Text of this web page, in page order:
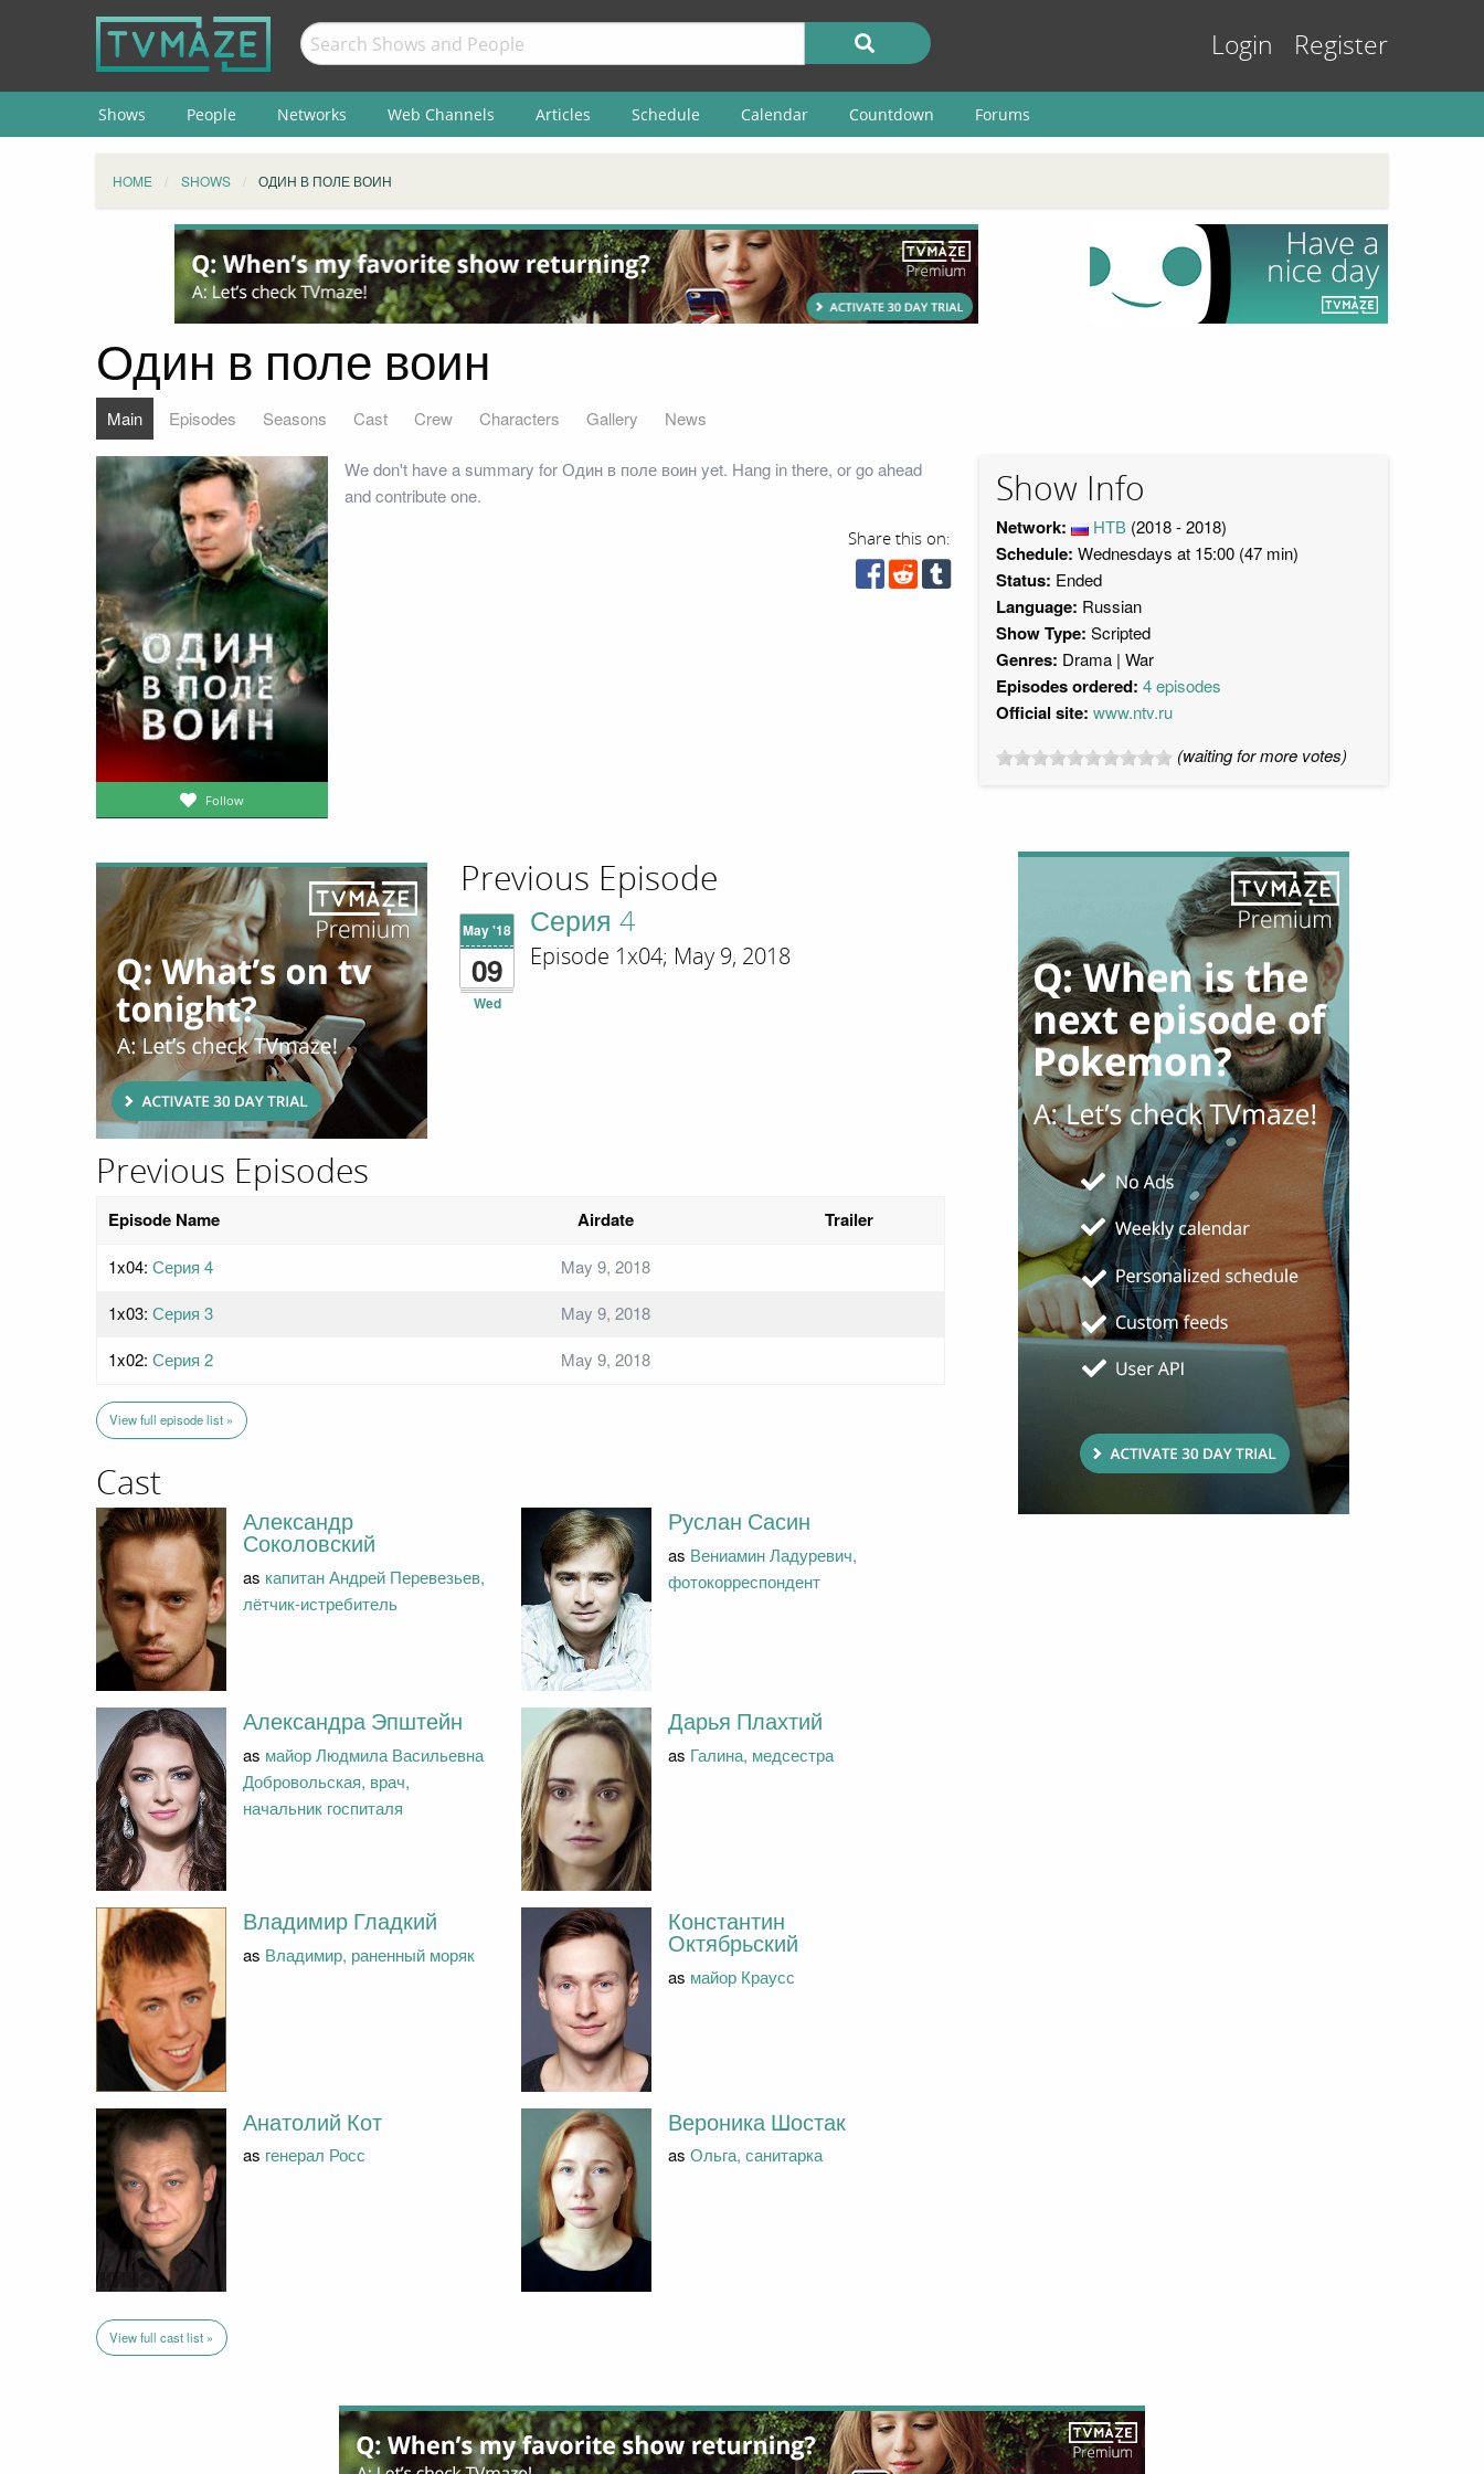
Login Register
Shows People Networks Web Channels Articles Schedule Calendar Countdown Forums
HOME SHOWS ОДИН В ПОЛЕ ВОИН
Один в поле воин
Main Episodes Seasons Cast Crew Characters Gallery News
Follow
We don't have a summary for Один в поле воин yet. Hang in there, or go ahead
and contribute one.
Share this on:
Show Info
Network: НТВ (2018 - 2018)
Schedule: Wednesdays at 15:00 (47 min)
Status: Ended
Language: Russian
Show Type: Scripted
Genres: Drama War
Episodes ordered: 4 episodes
Official site: www.ntv.ru
(waiting for more votes)
Previous Episode
May '18
09
Wed
Серия 4
Episode 1x04; May 9, 2018
Previous Episodes
Episode Name Airdate Trailer
1x04: Серия 4
May 9, 2018
1x03: Серия 3
May 9, 2018
1x02: Серия 2 May 9, 2018
View full episode list »
Cast
Александр
Соколовский
as капитан Андрей Перевезьев,
лётчик-истребитель
Руслан Сасин
as Вениамин Ладуревич,
фотокорреспондент
Александра Эпштейн
as майор Людмила Васильевна
Добровольская, врач,
начальник госпиталя
Дарья Плахтий
as Галина, медсестра
Владимир Гладкий
as Владимир, раненный моряк
Константин
Октябрьский
as майор Краусс
Анатолий Кот
as генерал Росс
Вероника Шостак
asОльга, санитарка
View full cast list »